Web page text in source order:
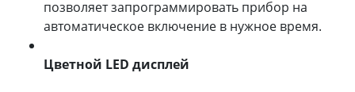
позволяет запрограммировать прибор на
автоматическое включение в нужное время.
Цветной LED дисплей